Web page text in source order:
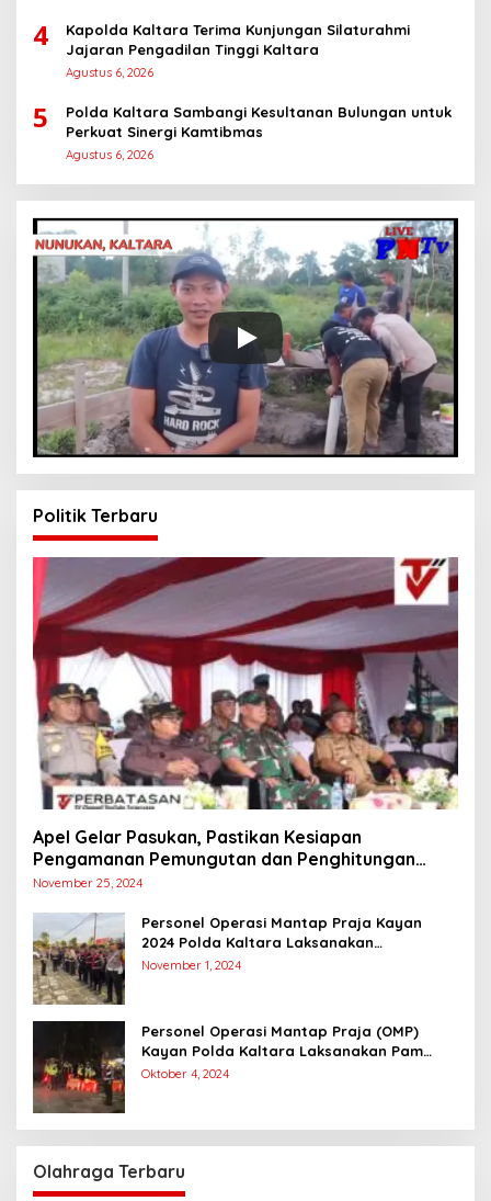
4
Kapolda Kaltara Terima Kunjungan Silaturahmi
Jajaran Pengadilan Tinggi Kaltara
Agustus 6, 2026
5
Polda Kaltara Sambangi Kesultanan Bulungan untuk
Perkuat Sinergi Kamtibmas
Agustus 6, 2026
Politik Terbaru
Apel Gelar Pasukan, Pastikan Kesiapan
Pengamanan Pemungutan dan Penghitungan
Suara
November 25, 2024
Personel Operasi Mantap Praja Kayan
2024 Polda Kaltara Laksanakan
Pengamanan Simulasi Pemungutan dan
November 1, 2024
Personel Operasi Mantap Praja (OMP)
Kayan Polda Kaltara Laksanakan Pam
Kampanye Paslon Gubernur dan Wakil
Oktober 4, 2024
Olahraga Terbaru